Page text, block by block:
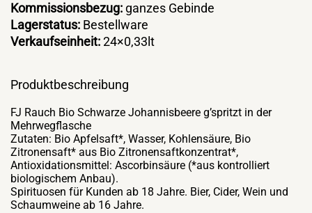
Kommissionsbezug: ganzes Gebinde
Lagerstatus: Bestellware
Verkaufseinheit:24×0,33lt
Produktbeschreibung
FJ Rauch Bio Schwarze Johannisbeere g’spritzt in der
Mehrwegflasche
Zutaten: Bio Apfelsaft*, Wasser, Kohlensäure, Bio
Zitronensaft* aus Bio Zitronensaftkonzentrat*,
Antioxidationsmittel: Ascorbinsäure (*aus kontrolliert
biologischem Anbau).
Spirituosen für Kunden ab 18 Jahre. Bier, Cider, Wein und
Schaumweine ab 16 Jahre.